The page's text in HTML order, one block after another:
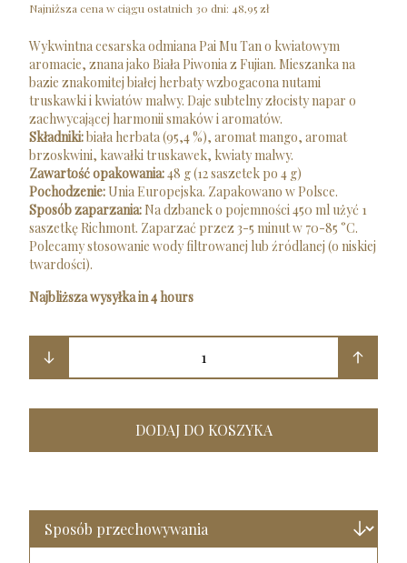
Najniższa cena w ciągu ostatnich 30 dni: 48,95 zł
Wykwintna cesarska odmiana Pai Mu Tan o kwiatowym
aromacie, znana jako Biała Piwonia z Fujian. Mieszanka na
bazie znakomitej białej herbaty wzbogacona nutami
truskawki i kwiatów malwy. Daje subtelny złocisty napar o
zachwycającej harmonii smaków i aromatów.
Składniki:biała herbata (95,4 %), aromat mango, aromat
brzoskwini, kawałki truskawek, kwiaty malwy.
Zawartość opakowania:48 g (12 saszetek po 4 g)
Pochodzenie: Unia Europejska. Zapakowano w Polsce.
Sposób zaparzania: Na dzbanek o pojemności 450 ml użyć 1
saszetkę Richmont. Zaparzać przez 3-5 minut w 70-85 °C.
Polecamy stosowanie wody filtrowanej lub źródlanej (o niskiej
twardości).
Najbliższa wysyłka in 4 hours
1
DODAJ DO KOSZYKA